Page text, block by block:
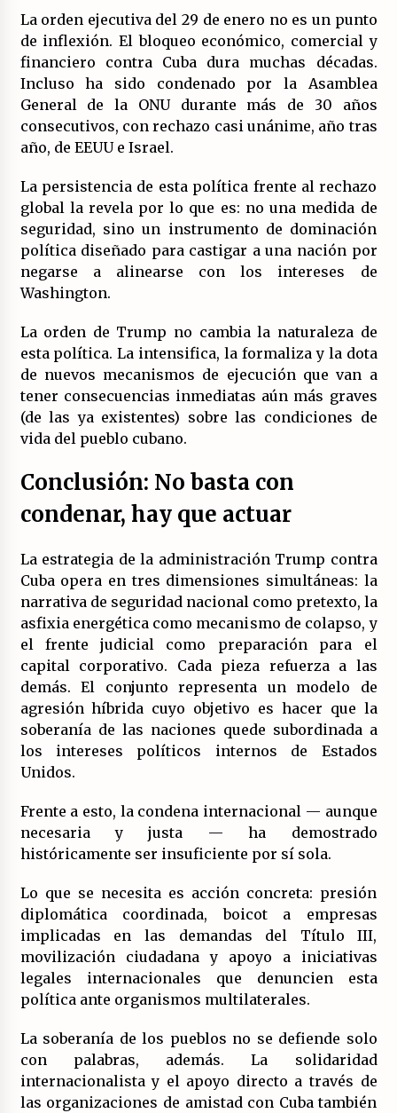
La orden ejecutiva del 29 de enero no es un punto
de inflexión. El bloqueo económico, comercial y
financiero contra Cuba dura muchas décadas.
Incluso ha sido condenado por la Asamblea
General de la ONU durante más de 30 años
consecutivos, con rechazo casi unánime, año tras
año, de EEUU e Israel.
La persistencia de esta política frente al rechazo
global la revela por lo que es: no una medida de
seguridad, sino un instrumento de dominación
política diseñado para castigar a una nación por
negarse a alinearse con los intereses de
Washington.
La orden de Trump no cambia la naturaleza de
esta política. La intensifica, la formaliza y la dota
de nuevos mecanismos de ejecución que van a
tener consecuencias inmediatas aún más graves
(de las ya existentes) sobre las condiciones de
vida del pueblo cubano.
Conclusión: No basta con
condenar, hay que actuar
La estrategia de la administración Trump contra
Cuba opera en tres dimensiones simultáneas: la
narrativa de seguridad nacional como pretexto, la
asfixia energética como mecanismo de colapso, y
el frente judicial como preparación para el
capital corporativo. Cada pieza refuerza a las
demás. El conjunto representa un modelo de
agresión híbrida cuyo objetivo es hacer que la
soberanía de las naciones quede subordinada a
los intereses políticos internos de Estados
Unidos.
Frente a esto, la condena internacional — aunque
necesaria y justa — ha demostrado
históricamente ser insuficiente por sí sola.
Lo que se necesita es acción concreta: presión
diplomática coordinada, boicot a empresas
implicadas en las demandas del Título III,
movilización ciudadana y apoyo a iniciativas
legales internacionales que denuncien esta
política ante organismos multilaterales.
La soberanía de los pueblos no se defiende solo
con palabras, además. La solidaridad
internacionalista y el apoyo directo a través de
las organizaciones de amistad con Cuba también